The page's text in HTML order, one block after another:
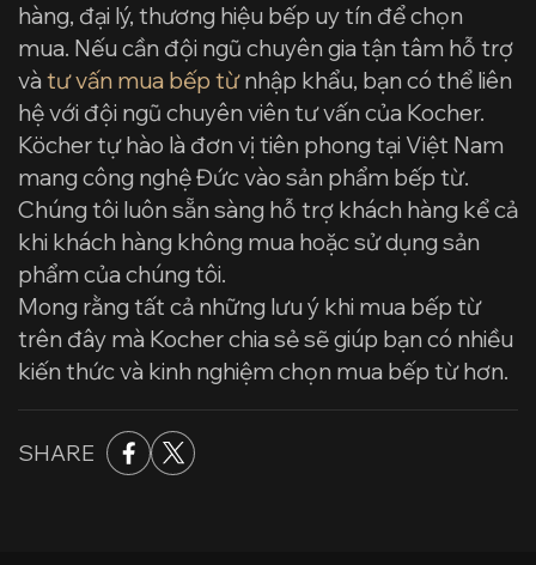
hàng, đại lý, thương hiệu bếp uy tín để chọn
mua. Nếu cần đội ngũ chuyên gia tận tâm hỗ trợ
và tư vấn mua bếp từnhập khẩu, bạn có thể liên
hệ với đội ngũ chuyên viên tư vấn của Kocher.
Köcher tự hào là đơn vị tiên phong tại Việt Nam
mang công nghệ Đức vào sản phẩm bếp từ.
Chúng tôi luôn sẵn sàng hỗ trợ khách hàng kể cả
khi khách hàng không mua hoặc sử dụng sản
phẩm của chúng tôi.
Mong rằng tất cả những lưu ý khi mua bếp từ
trên đây mà Kocher chia sẻ sẽ giúp bạn có nhiều
kiến thức và kinh nghiệm chọn mua bếp từ hơn.
SHARE